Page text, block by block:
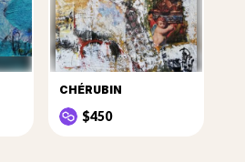
CHÉRUBIN
$450